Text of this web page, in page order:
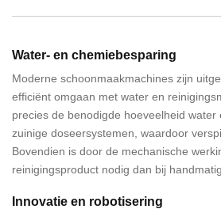
Water- en chemiebesparing
Moderne schoonmaakmachines zijn
efficiënt omgaan met water en
precies de benodigde hoeveelheid water
zuinige doseersystemen, waardoor
Bovendien is door de mechanische
reinigingsproduct nodig dan bij
Innovatie en robotisering